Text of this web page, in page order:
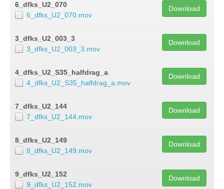
6_dfks_U2_070
6_dfks_U2_070.mov
Download
3_dfks_U2_003_3
3_dfks_U2_003_3.mov
Download
4_dfks_U2_S35_halfdrag_a
4_dfks_U2_S35_halfdrag_a.mov
Download
7_dfks_U2_144
7_dfks_U2_144.mov
Download
8_dfks_U2_149
8_dfks_U2_149.mov
Download
9_dfks_U2_152
9_dfks_U2_152.mov
Download